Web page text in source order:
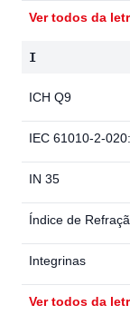
Ver todos da
I
ICH Q9
IEC 61010-2-
IN 35
Índice de
Integrinas
Ver todos da